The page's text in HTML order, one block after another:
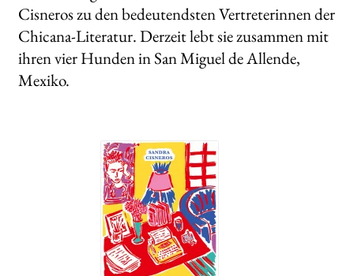
Cisneros zu den bedeutendsten Vertreterinnen der
Chicana-Literatur. Derzeit lebt sie zusammen mit
ihren vier Hunden in San Miguel de Allende,
Mexiko.